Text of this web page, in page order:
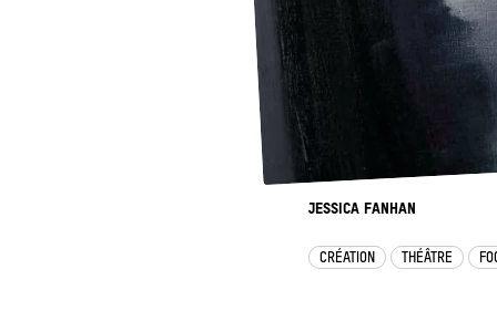
JESSICA FANHAN
CRÉATION THÉÂTRE